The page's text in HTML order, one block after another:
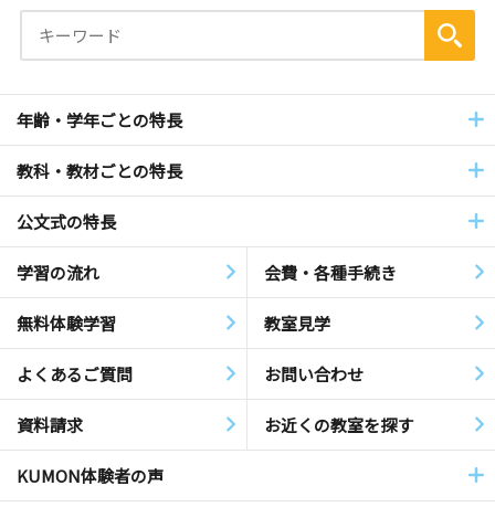
年齢・学年ごとの特長
教科・教材ごとの特長
公文式の特長
学習の流れ 会費・各種手続き
無料体験学習 教室見学
よくあるご質問 お問い合わせ
資料請求 お近くの教室を探す
KUMON体験者の声